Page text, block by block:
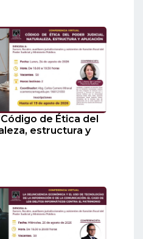
de Ética del
estructura y